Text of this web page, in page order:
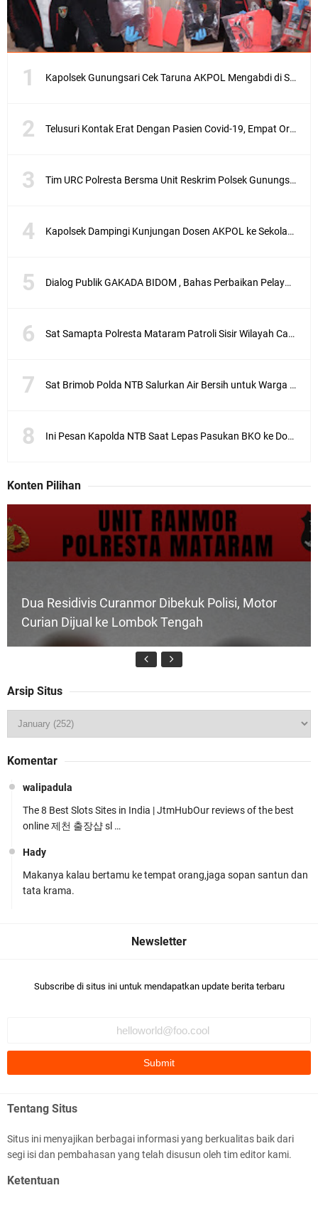
Kapolsek Gunungsari Cek Taruna AKPOL Mengabdi di SRD 4
Telusuri Kontak Erat Dengan Pasien Covid-19, Empat Orang di Desa Kedaro Sekotong Dirapid
Tim URC Polresta Bersma Unit Reskrim Polsek Gunungsari Tangkap Pelaku Curanmor
Kapolsek Dampingi Kunjungan Dosen AKPOL ke Sekolah Rakyat Gunungsari
Dialog Publik GAKADA BIDOM , Bahas Perbaikan Pelayanan Medis di NTB
Sat Samapta Polresta Mataram Patroli Sisir Wilayah Cakranegara
Sat Brimob Polda NTB Salurkan Air Bersih untuk Warga Terdampak Kekeringan
Ini Pesan Kapolda NTB Saat Lepas Pasukan BKO ke Dompu dan Bima
Konten Pilihan
Dua Residivis Curanmor Dibekuk Polisi, Motor
Curian Dijual ke Lombok Tengah
Curanmor Bersana BB
Polsek Gunungsari Kawal keamanan Acara
Samapta Polresta Mataram Patroli di Wilayah
Ampenan
Arsip Situs
Komentar
walipadula
The 8 Best Slots Sites in India | JtmHubOur reviews of the best
online 제천 출장샵 sl …
Hady
Makanya kalau bertamu ke tempat orang,jaga sopan santun dan
tata krama.
Subscribe di situs ini untuk mendapatkan update berita terbaru
Tentang Situs
Situs ini menyajikan berbagai informasi yang berkualitas baik dari
segi isi dan pembahasan yang telah disusun oleh tim editor kami.
Ketentuan